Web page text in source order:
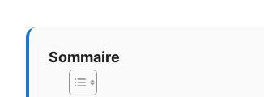
Sommaire